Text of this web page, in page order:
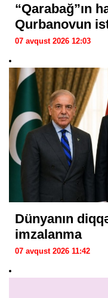
“Qarabağ”ın
Qurbanovun
07 avqust 2026 12:03
Dünyanın
imzalanma
07 avqust 2026 11:42